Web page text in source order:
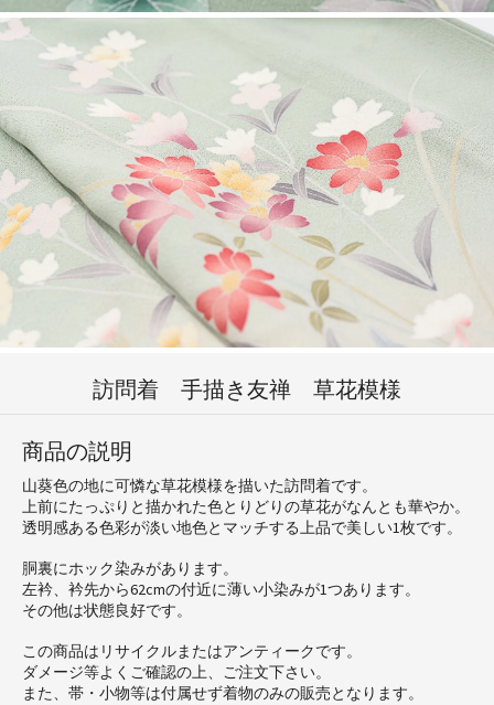
訪問着 手描き友禅 草花模様
商品の説明
山葵色の地に可憐な草花模様を描いた訪問着です。
上前にたっぷりと描かれた色とりどりの草花がなんとも華やか。
透明感ある色彩が淡い地色とマッチする上品で美しい1枚です。
胴裏にホック染みがあります。
左衿、衿先から62cmの付近に薄い小染みが1つあります。
その他は状態良好です。
この商品はリサイクルまたはアンティークです。
ダメージ等よくご確認の上、ご注文下さい。
また、帯・小物等は付属せず着物のみの販売となります。